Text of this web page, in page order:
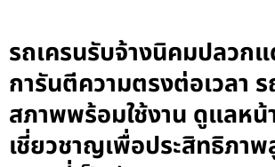
รถเครนรับจ้างนิคมปลวก
การันตีความตรงต่อเวลา
สภาพพร้อมใช้งาน ดูแลหน้
เชี่ยวชาญเพื่อประสิทธิภาพ